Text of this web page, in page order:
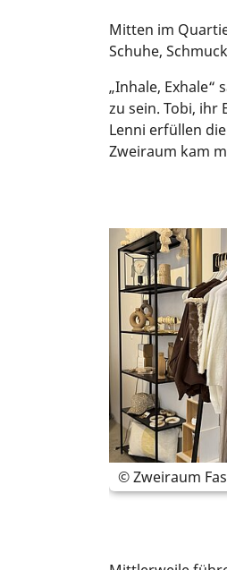
Mitten im
Schuhe,
„Inhale, Exhale“
zu sein. Tobi, ihr
Lenni erfüllen
Zweiraum kam
© Zweiraum